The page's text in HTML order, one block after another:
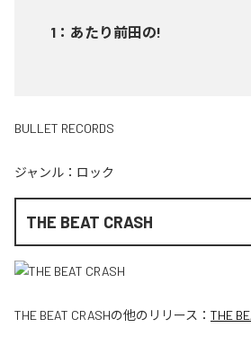
1 ： あたり前田の!
BULLET RECORDS
ジャンル： ロック
THE BEAT CRASH
THE BEAT CRASHの他のリリース： THE